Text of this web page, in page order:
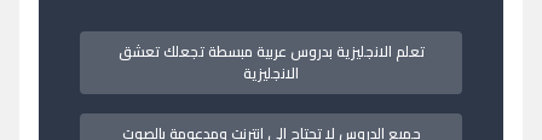
تعلم الانجليزية بدروس عربية مبسطة تجعلك تعشق
الانجليزية
جميع الدروس لا تحتاج الى انترنت ومدعومة بالصوت